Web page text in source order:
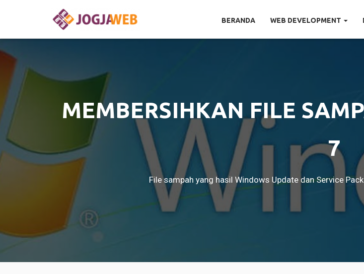
BERANDA WEB DEVELOPMENT
MEMBERSIHKAN FILE
7
File sampah yang hasil Windows Update dan Service